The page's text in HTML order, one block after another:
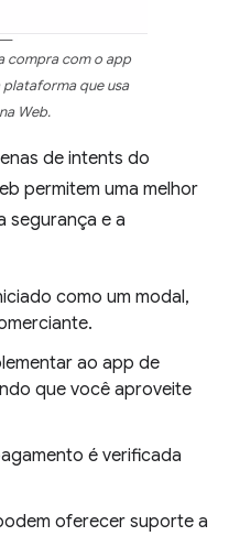
compra com o app
que usa
Web.
de intents do
permitem uma melhor
segurança e a
como um modal,
ao app de
que você aproveite
é verificada
oferecer suporte a